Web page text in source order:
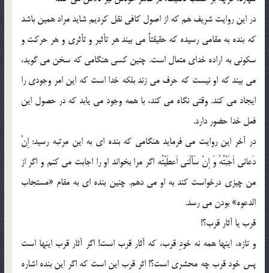
در اين روايت شريف هم كه از اصول كافي نقل كرديم شايد مراد همين باشد
كه بنده به مقامي رسيده كه حقيقتاً مي بيند هر تأثير و تأثري و هر حركت و
سكوني به اراده خداي متعال است. چنين كسي هنگامي كه سخن مي گويد،
مي بيند كه او نيست كه حرف مي زند بلكه خدا است كه اين امر وجودي را
ايجاد مي كند. وقتي نگاه مي كند، با همه وجود مي يابد كه در حصول اين
فعل خدا حضور دارد.
در آخر اين روايت مي فرمايد هنگامي كه بنده اي به اين مرتبه رسيد: اِنْ
دَعاني اَجَبْتُهُ وَ‌ اِنْ سَأَلَني اَعطَيْتُه اگر مرا بخواند او را اجابت مي كنم و اگر از
من چيزي درخواست كند به او مي دهم. چنين بنده اي به مقام «مستجاب
الدعوه» بودن مي رسد.
قرب يا آثار قرب؟!
و تازه، اينها همه نه خودِ قرب، كه آثار قرب است! اگر آثار قرب اينها است
پس خود قرب چه محشري است؟! اثر قرب اين است كه اگر اين بنده اشاره